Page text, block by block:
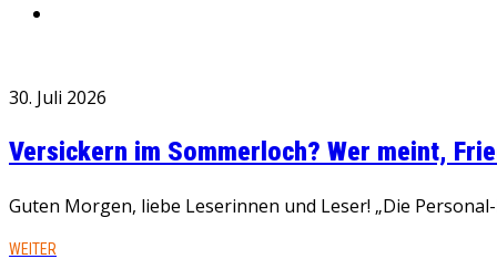
30. Juli 2026
Versickern im Sommerloch? Wer meint,
Guten Morgen, liebe Leserinnen und Leser! „Die
WEITER